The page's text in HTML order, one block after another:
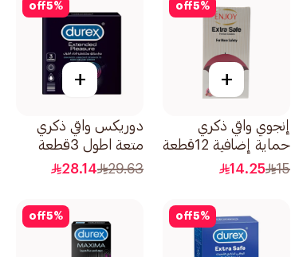
5%
off
+
إنجوي واقي ذكري
حماية إضافية 12قطعة
15
14.25
5%
off
+
دوريكس واقي ذكري
متعة اطول 3قطعة
29.63
28.14
5%
off
5%
off